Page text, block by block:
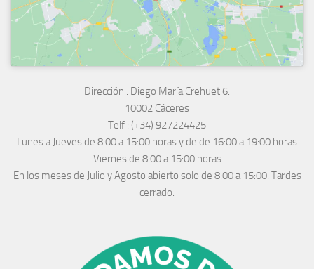
Dirección : Diego María Crehuet 6.
10002 Cáceres
Telf : (+34) 927224425
Lunes a Jueves de 8:00 a 15:00 horas y de de 16:00 a 19:00 horas
Viernes de 8:00 a 15:00 horas
En los meses de Julio y Agosto abierto solo de 8:00 a 15:00. Tardes
cerrado.